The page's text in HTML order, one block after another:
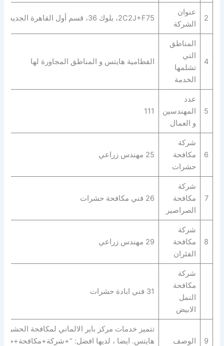
2
عنوان
الشركة
2C2J+F75، بلوك 36، قسم أول القاهرة الجديدة، محافظة القاهرة‬ 4722521
4
المناطق
التي
تشلمها
الخدمة
القطامية هايتس و المناطق المجاورة لها
5
عدد
المهندسين
و العمال
111
6
شركة
مكافحة
حشرات
25 مهندس زراعي
7
شركة
مكافحة
الصراصير
26 فني مكافحة حشرات
8
شركة
مكافحة
الفئران
29 مهندس زراعي
شركة
مكافحة
النمل
الابيض
31 فني ابادة حشرات
9 الوصف
تتميز خدمات مركز باير الالماني لمكافحة
هايتس. ايضا ، لديها افضل: